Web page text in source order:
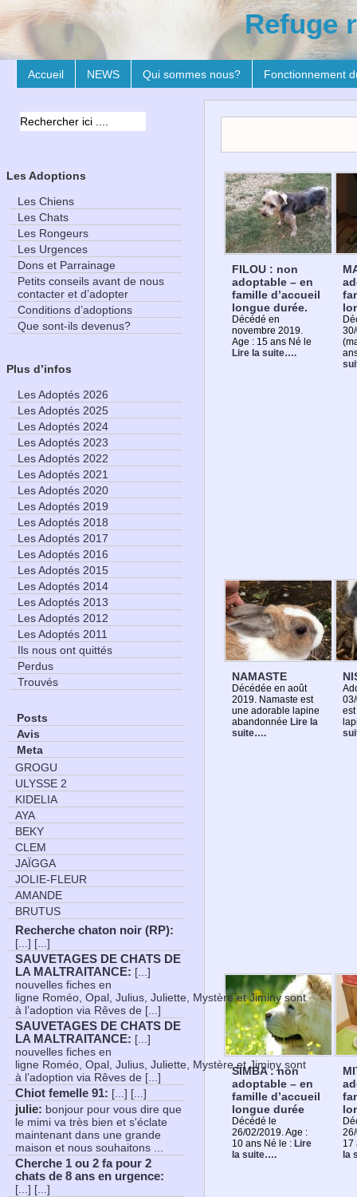
Refuge
Accueil NEWS Qui sommes nous? Fonctionnement
FILOU : non
adoptable – en
famille d’accueil
longue durée.
Décédé en
novembre 2019.
Age : 15 ans Né le
Lire la suite….
NAMASTE
Décédée en août
2019. Namaste est
une adorable lapine
abandonnée Lire la
suite….
SIMBA : non
adoptable – en
famille d’accueil
longue durée
Décédé le
26/02/2019. Age :
10 ans Né le : Lire
la suite….
17
la
Les Adoptions
Les Chiens
Les Chats
Les Rongeurs
Les Urgences
Dons et Parrainage
Petits conseils avant de nous
contacter et d’adopter
Conditions d’adoptions
Que sont-ils devenus?
Plus d’infos
Les Adoptés 2026
Les Adoptés 2025
Les Adoptés 2024
Les Adoptés 2023
Les Adoptés 2022
Les Adoptés 2021
Les Adoptés 2020
Les Adoptés 2019
Les Adoptés 2018
Les Adoptés 2017
Les Adoptés 2016
Les Adoptés 2015
Les Adoptés 2014
Les Adoptés 2013
Les Adoptés 2012
Les Adoptés 2011
Ils nous ont quittés
Perdus
Trouvés
Posts
Avis
Meta
GROGU
ULYSSE 2
KIDELIA
AYA
BEKY
CLEM
JAÏGGA
JOLIE-FLEUR
AMANDE
BRUTUS
Recherche chaton noir (RP):
[...] [...]
SAUVETAGES DE CHATS DE
LA MALTRAITANCE: [...]
nouvelles fiches en
ligne Roméo, Opal, Julius, Juliette, Mystère et Jiminy sont
à l’adoption via Rêves de [...]
SAUVETAGES DE CHATS DE
LA MALTRAITANCE: [...]
nouvelles fiches en
ligne Roméo, Opal, Julius, Juliette, Mystère et Jiminy sont
à l’adoption via Rêves de [...]
Chiot femelle 91: [...] [...]
julie: bonjour pour vous dire que
le mimi va très bien et s'éclate
maintenant dans une grande
maison et nous souhaitons ...
Cherche 1 ou 2 fa pour 2
chats de 8 ans en urgence:
[...] [...]